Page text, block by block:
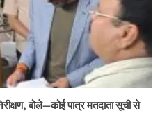
बोले—कोई पात्र मतदाता सूची से